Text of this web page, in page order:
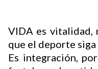
VIDA es vitalidad,
que el deporte
Es integración,